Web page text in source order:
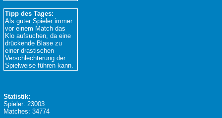
Tipp des Tages:
Als guter Spieler immer
vor einem Match das
Klo aufsuchen, da eine
drückende Blase zu
einer drastischen
Verschlechterung der
Spielweise führen kann.
Statistik:
Spieler: 23003
Matches: 34774